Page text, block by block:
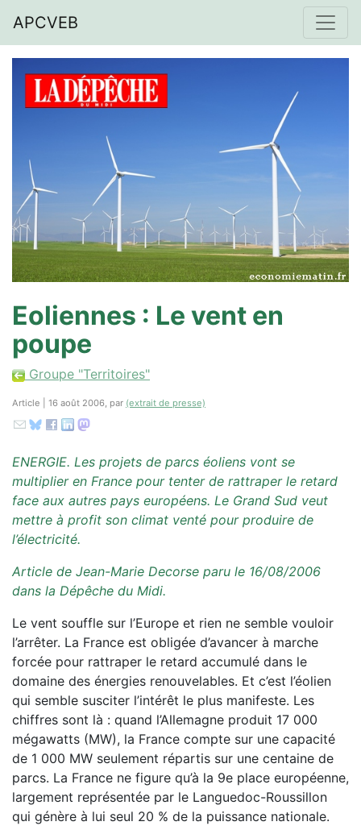
APCVEB
Eoliennes : Le vent en
poupe
Groupe "Territoires"
Article | 16 août 2006, par (extrait de presse)
ENERGIE. Les projets de parcs éoliens vont se
multiplier en France pour tenter de rattraper le retard
face aux autres pays européens. Le Grand Sud veut
mettre à profit son climat venté pour produire de
l’électricité.
Article de Jean-Marie Decorse paru le 16/08/2006
dans la Dépêche du Midi.
Le vent souffle sur l’Europe et rien ne semble vouloir
l’arrêter. La France est obligée d’avancer à marche
forcée pour rattraper le retard accumulé dans le
domaine des énergies renouvelables. Et c’est l’éolien
qui semble susciter l’intérêt le plus manifeste. Les
chiffres sont là : quand l’Allemagne produit 17 000
mégawatts (MW), la France compte sur une capacité
de 1 000 MW seulement répartis sur une centaine de
parcs. La France ne figure qu’à la 9e place européenne,
largement représentée par le Languedoc-Roussillon
qui génère à lui seul 20 % de la puissance nationale.